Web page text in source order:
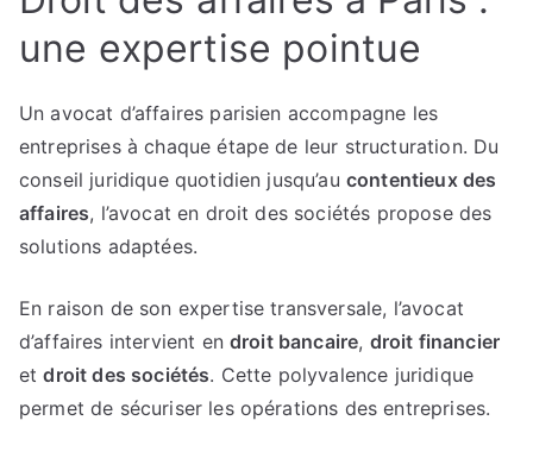
une expertise pointue
Un avocat d’affaires parisien accompagne les
entreprises à chaque étape de leur structuration. Du
conseil juridique quotidien jusqu’au contentieux des
affaires, l’avocat en droit des sociétés propose des
solutions adaptées.
En raison de son expertise transversale, l’avocat
d’affaires intervient endroit bancaire, droit financier
etdroit des sociétés. Cette polyvalence juridique
permet de sécuriser les opérations des entreprises.